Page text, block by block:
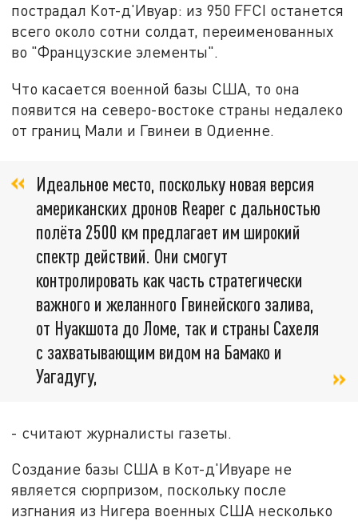
пострадал Кот-д'Ивуар: из 950 FFCI останется
всего около сотни солдат, переименованных
во "Французские элементы".
Что касается военной базы США, то она
появится на северо-востоке страны недалеко
от границ Мали и Гвинеи в Одиенне.
Идеальное место, поскольку новая версия
американских дронов Reaper с дальностью
полёта 2500 км предлагает им широкий
спектр действий. Они смогут
контролировать как часть стратегически
важного и желанного Гвинейского залива,
от Нуакшота до Ломе, так и страны Сахеля
с захватывающим видом на Бамако и
Уагадугу,
- считают журналисты газеты.
Создание базы США в Кот-д'Ивуаре не
является сюрпризом, поскольку после
изгнания из Нигера военных США несколько